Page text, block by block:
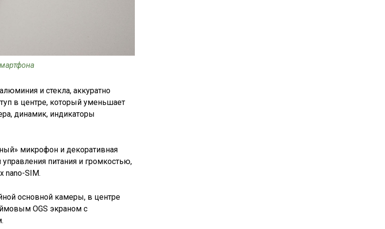
и стекла, аккуратно
в центре, который уменьшает
динамик, индикаторы
микрофон и декоративная
питания и громкостью,
nano-SIM.
основной камеры, в центре
OGS экраном с